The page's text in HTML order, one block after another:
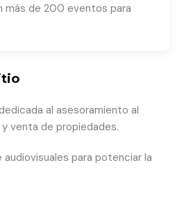
más de 200 eventos para
al asesoramiento al
venta de propiedades.
para potenciar la